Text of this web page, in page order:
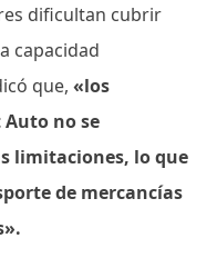
dificultan cubrir
capacidad
que, «los
no se
limitaciones, lo que
de mercancías